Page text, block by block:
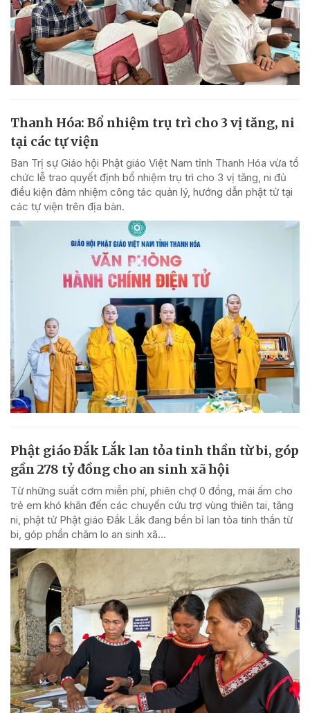
Thanh Hóa: Bổ nhiệm trụ trì cho 3 vị tăng, ni
tại các tự viện
Ban Trị sự Giáo hội Phật giáo Việt Nam tỉnh Thanh Hóa vừa tổ
chức lễ trao quyết định bổ nhiệm trụ trì cho 3 vị tăng, ni đủ
điều kiện đảm nhiệm công tác quản lý, hướng dẫn phật tử tại
các tự viện trên địa bàn.
Phật giáo Đắk Lắk lan tỏa tinh thần từ bi, góp
gần 278 tỷ đồng cho an sinh xã hội
Từ những suất cơm miễn phí, phiên chợ 0 đồng, mái ấm cho
trẻ em khó khăn đến các chuyến cứu trợ vùng thiên tai, tăng
ni, phật tử Phật giáo Đắk Lắk đang bền bỉ lan tỏa tinh thần từ
bi, góp phần chăm lo an sinh xã...